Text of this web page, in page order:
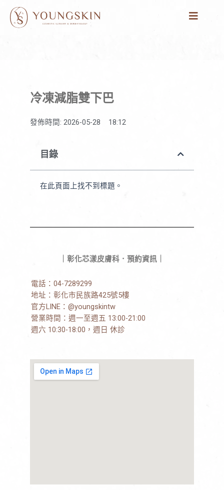
冷凍減脂雙下巴
發佈時間: 2026-05-28 18:12
目錄
在此頁面上找不到標題。
｜彰化芯漾皮膚科．預約資訊｜
電話： 04-7289299
地址： 彰化市民族路425號5樓
官方LINE： @youngskintw
營業時間：週一至週五 13:00-21:00
週六 10:30-18:00，週日 休診